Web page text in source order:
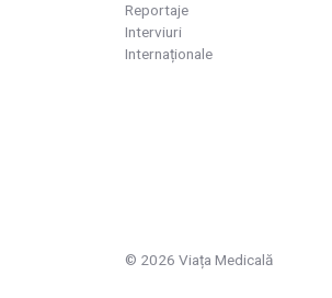
Reportaje
Interviuri
Internaționale
© 2026 Viața Medicală